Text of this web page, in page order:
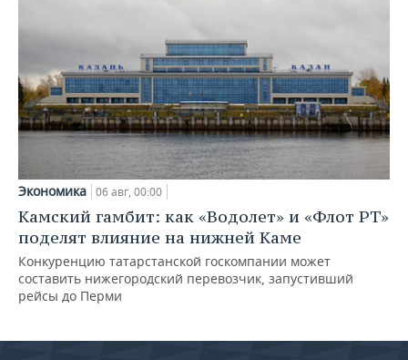
Экономика 06 авг, 00:00
Камский гамбит: как «Водолет» и «Флот РТ»
поделят влияние на нижней Каме
Конкуренцию татарстанской госкомпании может
составить нижегородский перевозчик, запустивший
рейсы до Перми